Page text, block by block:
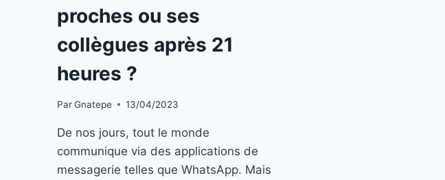
proches ou ses
collègues après 21
heures ?
ParGnatepe 13/04/2023
De nos jours, tout le monde
communique via des applications de
messagerie telles que WhatsApp. Mais